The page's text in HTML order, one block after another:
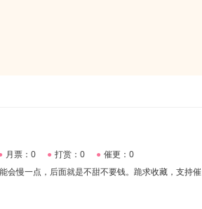
月票：0 ● 打赏：0 ● 催更：0
会慢一点，后面就是不甜不要钱。跪求收藏，支持催